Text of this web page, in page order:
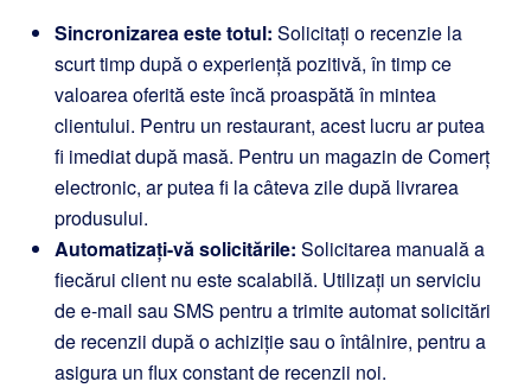
Sincronizarea este totul: Solicitați o recenzie la
scurt timp după o experiență pozitivă, în timp ce
valoarea oferită este încă proaspătă în mintea
clientului. Pentru un restaurant, acest lucru ar putea
fi imediat după masă. Pentru un magazin de Comerț
electronic, ar putea fi la câteva zile după livrarea
produsului.
Automatizați-vă solicitările: Solicitarea manuală a
fiecărui client nu este scalabilă. Utilizați un serviciu
de e-mail sau SMS pentru a trimite automat solicitări
de recenzii după o achiziție sau o întâlnire, pentru a
asigura un flux constant de recenzii noi.